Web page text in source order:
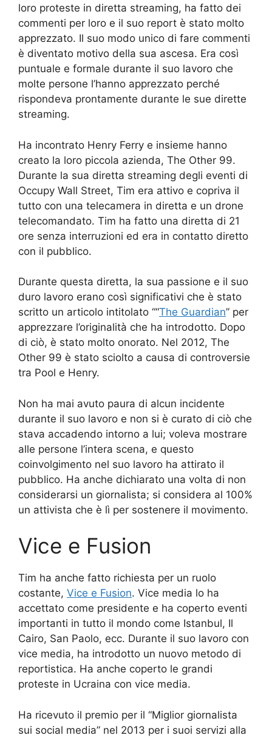
loro proteste in diretta streaming, ha fatto dei
commenti per loro e il suo report è stato molto
apprezzato. Il suo modo unico di fare commenti
è diventato motivo della sua ascesa. Era così
puntuale e formale durante il suo lavoro che
molte persone l’hanno apprezzato perché
rispondeva prontamente durante le sue dirette
streaming.
Ha incontrato Henry Ferry e insieme hanno
creato la loro piccola azienda, The Other 99.
Durante la sua diretta streaming degli eventi di
Occupy Wall Street, Tim era attivo e copriva il
tutto con una telecamera in diretta e un drone
telecomandato. Tim ha fatto una diretta di 21
ore senza interruzioni ed era in contatto diretto
con il pubblico.
Durante questa diretta, la sua passione e il suo
duro lavoro erano così significativi che è stato
scritto un articolo intitolato ““The Guardian” per
apprezzare l’originalità che ha introdotto. Dopo
di ciò, è stato molto onorato. Nel 2012, The
Other 99 è stato sciolto a causa di controversie
tra Pool e Henry.
Non ha mai avuto paura di alcun incidente
durante il suo lavoro e non si è curato di ciò che
stava accadendo intorno a lui; voleva mostrare
alle persone l’intera scena, e questo
coinvolgimento nel suo lavoro ha attirato il
pubblico. Ha anche dichiarato una volta di non
considerarsi un giornalista; si considera al 100%
un attivista che è lì per sostenere il movimento.
Vice e Fusion
Tim ha anche fatto richiesta per un ruolo
costante, Vice e Fusion. Vice media lo ha
accettato come presidente e ha coperto eventi
importanti in tutto il mondo come Istanbul, Il
Cairo, San Paolo, ecc. Durante il suo lavoro con
vice media, ha introdotto un nuovo metodo di
reportistica. Ha anche coperto le grandi
proteste in Ucraina con vice media.
Ha ricevuto il premio per il “Miglior giornalista
sui social media” nel 2013 per i suoi servizi alla